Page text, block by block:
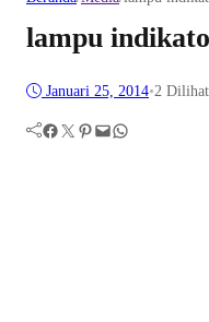
lampu
Januari 25, 2014•2 Dilihat
Facebook Twitter Pinterest Mail WhatsApp